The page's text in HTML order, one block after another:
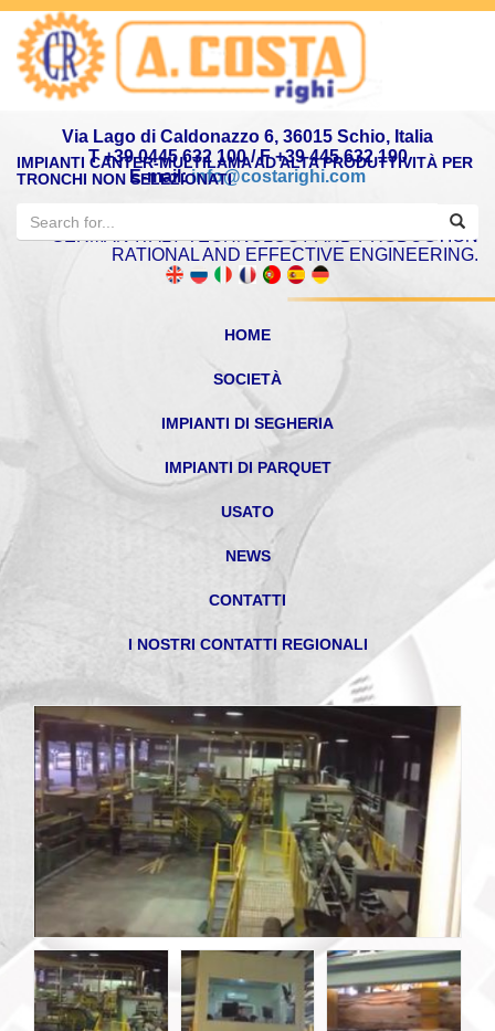
Via Lago di Caldonazzo 6, 36015 Schio, Italia
T +39 0445 632 100 / F +39 445 632 190
E-mail:info@costarighi.com
IMPIANTI CANTER-MULTILAMA AD ALTA PRODUTTIVITÀ PER
TRONCHI NON SELEZIONATI
GERMAN-ITALY TECHNOLOGY AND PRODUCTION
RATIONAL AND EFFECTIVE ENGINEERING.
HOME
SOCIETÀ
IMPIANTI DI SEGHERIA
IMPIANTI DI PARQUET
USATO
NEWS
CONTATTI
I NOSTRI CONTATTI REGIONALI